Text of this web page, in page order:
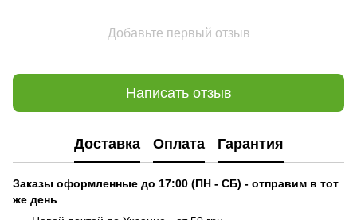
Добавьте первый отзыв
Написать отзыв
Доставка Оплата Гарантия
Заказы оформленные до 17:00 (ПН - СБ) - отправим в тот
же день